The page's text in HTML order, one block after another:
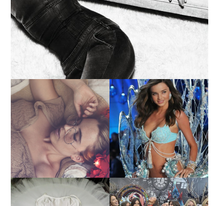
LA BAILARINA BLANCA
DE LA CRUZ O COMO
REINVENTARSE ANTE
LA ADVERSIDAD.
LA ALTURA DE LAS
MODELOS MAS ALTAS